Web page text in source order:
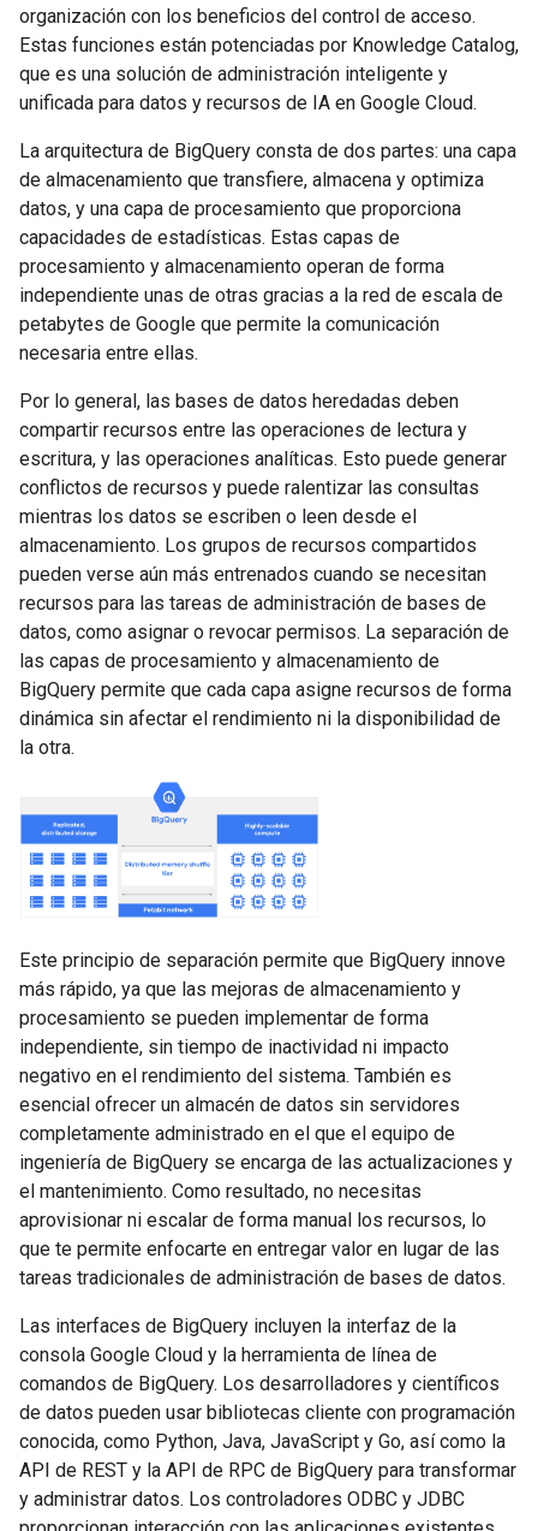
organización con los beneficios del control de acceso.
Estas funciones están potenciadas por Knowledge Catalog,
que es una solución de administración inteligente y
unificada para datos y recursos de IA en Google Cloud.
La arquitectura de BigQuery consta de dos partes: una capa
de almacenamiento que transfiere, almacena y optimiza
datos, y una capa de procesamiento que proporciona
capacidades de estadísticas. Estas capas de
procesamiento y almacenamiento operan de forma
independiente unas de otras gracias a la red de escala de
petabytes de Google que permite la comunicación
necesaria entre ellas.
Por lo general, las bases de datos heredadas deben
compartir recursos entre las operaciones de lectura y
escritura, y las operaciones analíticas. Esto puede generar
conflictos de recursos y puede ralentizar las consultas
mientras los datos se escriben o leen desde el
almacenamiento. Los grupos de recursos compartidos
pueden verse aún más entrenados cuando se necesitan
recursos para las tareas de administración de bases de
datos, como asignar o revocar permisos. La separación de
las capas de procesamiento y almacenamiento de
BigQuery permite que cada capa asigne recursos de forma
dinámica sin afectar el rendimiento ni la disponibilidad de
la otra.
Este principio de separación permite que BigQuery innove
más rápido, ya que las mejoras de almacenamiento y
procesamiento se pueden implementar de forma
independiente, sin tiempo de inactividad ni impacto
negativo en el rendimiento del sistema. También es
esencial ofrecer un almacén de datos sin servidores
completamente administrado en el que el equipo de
ingeniería de BigQuery se encarga de las actualizaciones y
el mantenimiento. Como resultado, no necesitas
aprovisionar ni escalar de forma manual los recursos, lo
que te permite enfocarte en entregar valor en lugar de las
tareas tradicionales de administración de bases de datos.
Las interfaces de BigQuery incluyen la interfaz de la
consola Google Cloud y la herramienta de línea de
comandos de BigQuery. Los desarrolladores y científicos
de datos pueden usar bibliotecas cliente con programación
conocida, como Python, Java, JavaScript y Go, así como la
API de REST y la API de RPC de BigQuery para transformar
y administrar datos. Los controladores ODBC y JDBC